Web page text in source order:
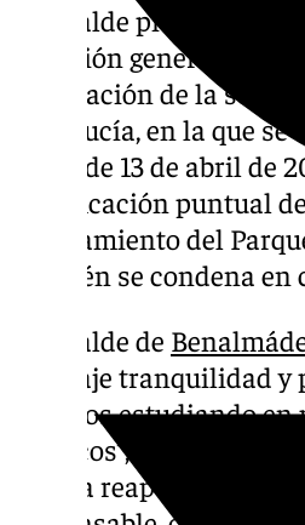
El alcalde pide
situación generada
publicación de la
Andalucía, en la que
pleno de 13 de abril
modificación puntual
planeamiento del
también se condena
El alcalde de
mensaje tranquilidad
estamos estudiando
jurídicos”, y ha
para la reapertura de